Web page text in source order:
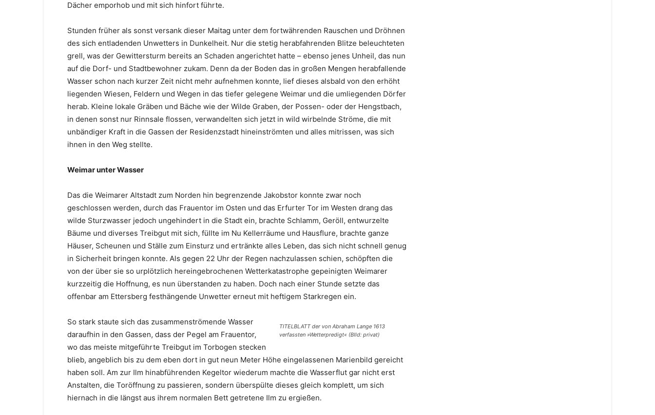
Dächer emporhob und mit sich hinfort führte.
Stunden früher als sonst versank dieser Maitag unter dem fortwährenden Rauschen und Dröhnen
des sich entladenden Unwetters in Dunkelheit. Nur die stetig herabfahrenden Blitze beleuchteten
grell, was der Gewittersturm bereits an Schaden angerichtet hatte – ebenso jenes Unheil, das nun
auf die Dorf- und Stadtbewohner zukam. Denn da der Boden das in großen Mengen herabfallende
Wasser schon nach kurzer Zeit nicht mehr aufnehmen konnte, lief dieses alsbald von den erhöht
liegenden Wiesen, Feldern und Wegen in das tiefer gelegene Weimar und die umliegenden Dörfer
herab. Kleine lokale Gräben und Bäche wie der Wilde Graben, der Possen- oder der Hengstbach,
in denen sonst nur Rinnsale flossen, verwandelten sich jetzt in wild wirbelnde Ströme, die mit
unbändiger Kraft in die Gassen der Residenzstadt hineinströmten und alles mitrissen, was sich
ihnen in den Weg stellte.
Weimar unter Wasser
Das die Weimarer Altstadt zum Norden hin begrenzende Jakobstor konnte zwar noch
geschlossen werden, durch das Frauentor im Osten und das Erfurter Tor im Westen drang das
wilde Sturzwasser jedoch ungehindert in die Stadt ein, brachte Schlamm, Geröll, entwurzelte
Bäume und diverses Treibgut mit sich, füllte im Nu Kellerräume und Hausflure, brachte ganze
Häuser, Scheunen und Ställe zum Einsturz und ertränkte alles Leben, das sich nicht schnell genug
in Sicherheit bringen konnte. Als gegen 22 Uhr der Regen nachzulassen schien, schöpften die
von der über sie so urplötzlich hereingebrochenen Wetterkatastrophe gepeinigten Weimarer
kurzzeitig die Hoffnung, es nun überstanden zu haben. Doch nach einer Stunde setzte das
offenbar am Ettersberg festhängende Unwetter erneut mit heftigem Starkregen ein.
TITELBLATT der von Abraham Lange 1613
verfassten »Wetterpredigt« (BIld: privat)
So stark staute sich das zusammenströmende Wasser
daraufhin in den Gassen, dass der Pegel am Frauentor,
wo das meiste mitgeführte Treibgut im Torbogen stecken
blieb, angeblich bis zu dem eben dort in gut neun Meter Höhe eingelassenen Marienbild gereicht
haben soll. Am zur Ilm hinabführenden Kegeltor wiederum machte die Wasserflut gar nicht erst
Anstalten, die Toröffnung zu passieren, sondern überspülte dieses gleich komplett, um sich
hiernach in die längst aus ihrem normalen Bett getretene Ilm zu ergießen.